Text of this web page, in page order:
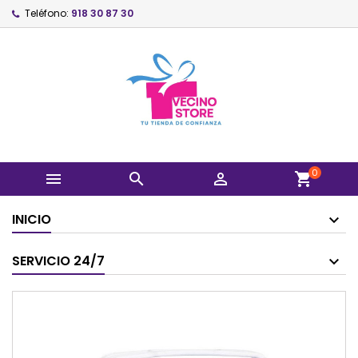
Teléfono: 918 30 87 30
   shopping_cart0
INICIO
SERVICIO 24/7